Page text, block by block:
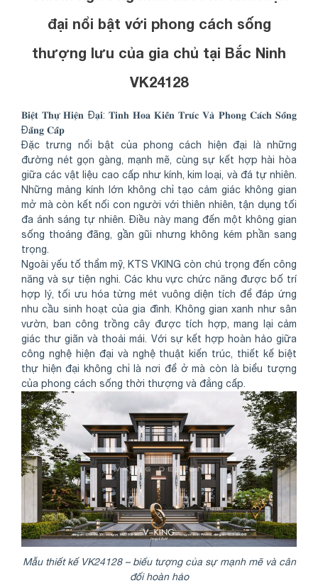
đại nổi bật với phong cách sống
thượng lưu của gia chủ tại Bắc Ninh
VK24128
𝐁𝐢𝐞̣̂𝐭 𝐓𝐡𝐮̛̣ 𝐇𝐢𝐞̣̂𝐧 Đ𝐚̣𝐢: 𝐓𝐢𝐧𝐡 𝐇𝐨𝐚 𝐊𝐢𝐞̂́𝐧 𝐓𝐫𝐮́𝐜 𝐕𝐚̀ 𝐏𝐡𝐨𝐧𝐠 𝐂𝐚́𝐜𝐡 𝐒𝐨̂́𝐧𝐠
Đ𝐚̆̉𝐧𝐠 𝐂𝐚̂́𝐩
Đặc trưng nổi bật của phong cách hiện đại là những
đường nét gọn gàng, mạnh mẽ, cùng sự kết hợp hài hòa
giữa các vật liệu cao cấp như kính, kim loại, và đá tự nhiên.
Những mảng kính lớn không chỉ tạo cảm giác không gian
mở mà còn kết nối con người với thiên nhiên, tận dụng tối
đa ánh sáng tự nhiên. Điều này mang đến một không gian
sống thoáng đãng, gần gũi nhưng không kém phần sang
trọng.
Ngoài yếu tố thẩm mỹ, KTS VKING còn chú trọng đến công
năng và sự tiện nghi. Các khu vực chức năng được bố trí
hợp lý, tối ưu hóa từng mét vuông diện tích để đáp ứng
nhu cầu sinh hoạt của gia đình. Không gian xanh như sân
vườn, ban công trồng cây được tích hợp, mang lại cảm
giác thư giãn và thoải mái. Với sự kết hợp hoàn hảo giữa
công nghệ hiện đại và nghệ thuật kiến trúc, thiết kế biệt
thự hiện đại không chỉ là nơi để ở mà còn là biểu tượng
của phong cách sống thời thượng và đẳng cấp.
Mẫu thiết kế VK24128 – biểu tượng của sự mạnh mẽ và cân
đối hoàn hảo